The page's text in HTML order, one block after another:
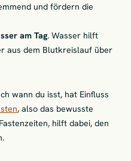
und fördern die
am Tag. Wasser hilft
aus dem Blutkreislauf über
wann du isst, hat Einfluss
, also das bewusste
hilft dabei, den